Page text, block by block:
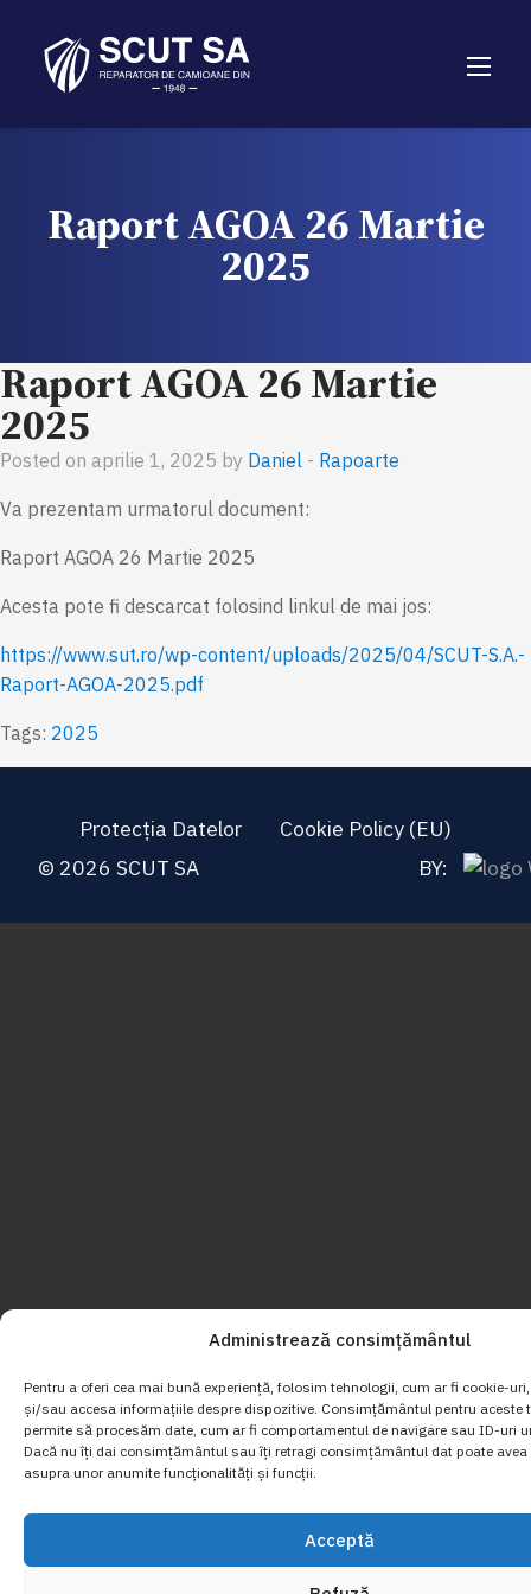
Administrează consimțământul
Pentru a oferi cea mai bună experiență, folosim tehnologii, cum ar fi cookie-
și/sau accesa informațiile despre dispozitive. Consimțământul pentru aceste
permite să procesăm date, cum ar fi comportamentul de navigare sau ID-uri
Dacă nu îți dai consimțământul sau îți retragi consimțământul dat poate avea
asupra unor anumite funcționalități și funcții.
Acceptă
Raport AGOA 26 Martie
2025
Raport AGOA 26 Martie
2025
Posted on aprilie 1, 2025 by Daniel - Rapoarte
Va prezentam urmatorul document:
Raport AGOA 26 Martie 2025
Acesta pote fi descarcat folosind linkul de mai jos:
https://www.sut.ro/wp-content/uploads/2025/04/SCUT-S.A.-
Raport-AGOA-2025.pdf
Tags: 2025
© 2026 SCUT SA
Protecția Datelor
Cookie Policy (EU)
BY: